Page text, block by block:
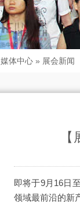
媒体中心 » 展会新闻
即将于9月16日
领域最前沿的新